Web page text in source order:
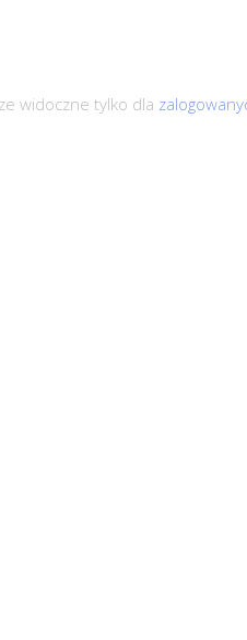
widoczne tylko dla